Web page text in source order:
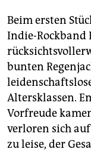
Beim ersten
Indie-Rockband
bunten
Altersklassen.
Vorfreude
verloren sich
zu leise, der